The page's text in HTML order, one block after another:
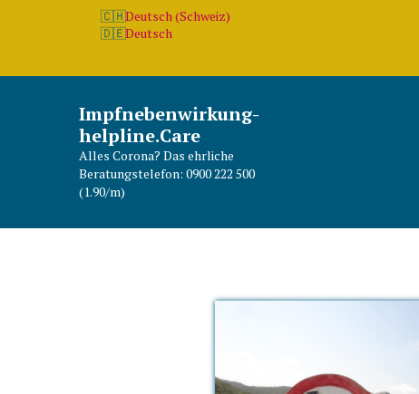
Deutsch (Schweiz)
Deutsch
Impfnebenwirkung-
helpline.Care
Alles Corona? Das ehrliche
Beratungstelefon: 0900 222 500
(1.90/m)